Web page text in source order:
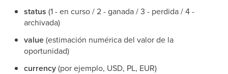
status (1 - en curso / 2 - ganada / 3 - perdida / 4 -
archivada)
value(estimación numérica del valor de la
oportunidad)
currency(por ejemplo, USD, PL, EUR)